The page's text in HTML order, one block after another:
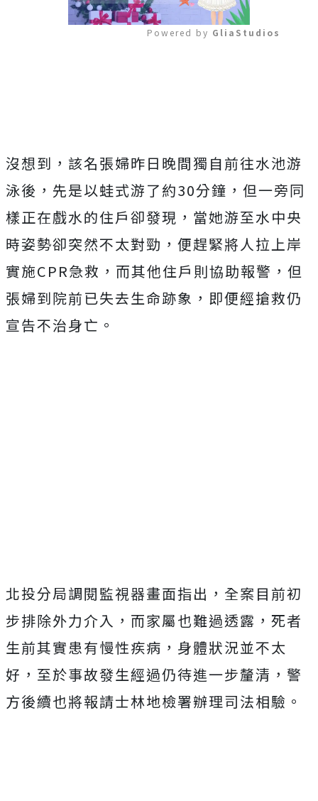
Powered by GliaStudios
沒想到，該名張婦昨日晚間獨自前往水池游
泳後，先是以蛙式游了約30分鐘，但一旁同
樣正在戲水的住戶卻發現，當她游至水中央
時姿勢卻突然不太對勁，便趕緊將人拉上岸
實施CPR急救，而其他住戶則協助報警，但
張婦到院前已失去生命跡象，即便經搶救仍
宣告不治身亡。
北投分局調閱監視器畫面指出，全案目前初
步排除外力介入，而家屬也難過透露，死者
生前其實患有慢性疾病，身體狀況並不太
好，至於事故發生經過仍待進一步釐清，警
方後續也將報請士林地檢署辦理司法相驗。